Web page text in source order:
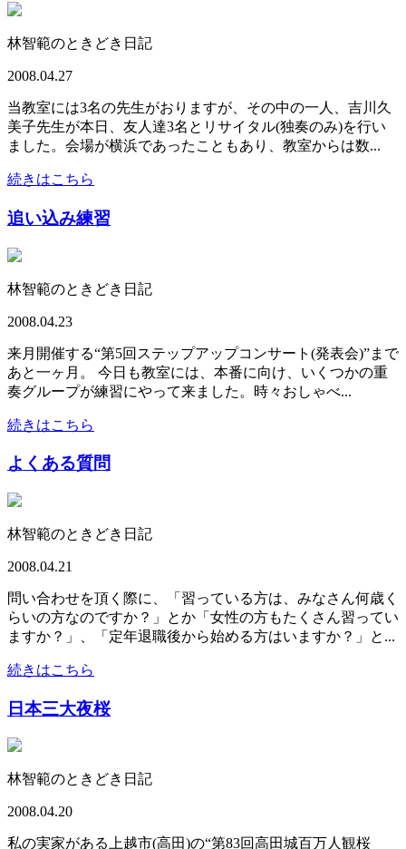
林智範のときどき日記
2008.04.27
当教室には3名の先生がおりますが、その中の一人、吉川久
美子先生が本日、友人達3名とリサイタル(独奏のみ)を行い
ました。会場が横浜であったこともあり、教室からは数...
続きはこちら
追い込み練習
林智範のときどき日記
2008.04.23
来月開催する“第5回ステップアップコンサート(発表会)”まで
あと一ヶ月。 今日も教室には、本番に向け、いくつかの重
奏グループが練習にやって来ました。時々おしゃべ...
続きはこちら
よくある質問
林智範のときどき日記
2008.04.21
問い合わせを頂く際に、「習っている方は、みなさん何歳く
らいの方なのですか？」とか「女性の方もたくさん習ってい
ますか？」、「定年退職後から始める方はいますか？」と...
続きはこちら
日本三大夜桜
林智範のときどき日記
2008.04.20
私の実家がある上越市(高田)の“第83回高田城百万人観桜